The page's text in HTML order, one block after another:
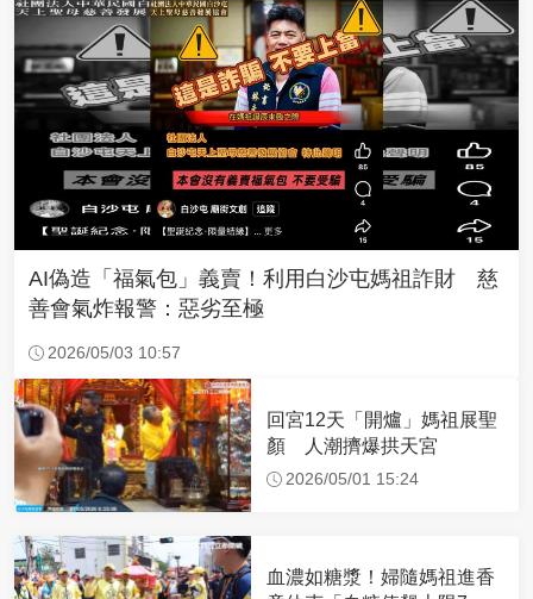
AI偽造「福氣包」義賣！利用白沙屯媽祖詐財 慈
善會氣炸報警：惡劣至極
2026/05/03 10:57
回宮12天「開爐」媽祖展聖
顏 人潮擠爆拱天宮
2026/05/01 15:24
血濃如糖漿！婦隨媽祖進香